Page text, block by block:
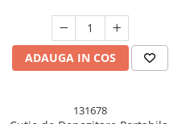
ADAUGA IN COS
131678